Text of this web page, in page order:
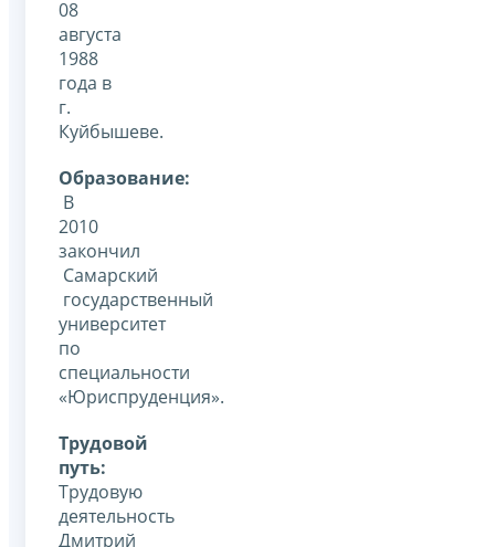
08
августа
1988
года в
г.
Куйбышеве.
Образование:
В
2010
закончил
Самарский
государственный
университет
по
специальности
«Юриспруденция».
Трудовой
путь:
Трудовую
деятельность
Дмитрий